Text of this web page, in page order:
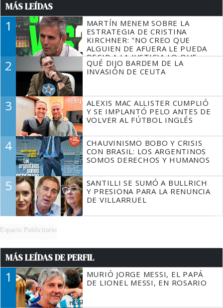
MÁS LEÍDAS
1
MARTÍN MENEM SOBRE LA
ESTRATEGIA DE CRISTINA
KIRCHNER: "NO CREO QUE
ALGUIEN DE AFUERA LE PUEDA
DECIR A LA JUSTICIA LO QUE
TIENE QUE HACER"
2
QUÉ DIJO BARDEM DE LA
INVASIÓN DE CEUTA
3
ALEXIS MAC ALLISTER CUMPLIÓ
Y SE IMPLANTÓ PELO ANTES DE
VOLVER AL FÚTBOL INGLÉS
4
CHAUVINISMO BOBO Y CRISIS
CON BRASIL: LOS ARGENTINOS
SOMOS DERECHOS Y HUMANOS
5
SANTILLI SE SUMÓ A BULLRICH
Y PRESIONA PARA LA RENUNCIA
DE VILLARRUEL
Espacio Publicitario
MÁS LEÍDAS DE PERFIL
1
MURIÓ JORGE MESSI, EL PAPÁ
DE LIONEL MESSI, EN ROSARIO